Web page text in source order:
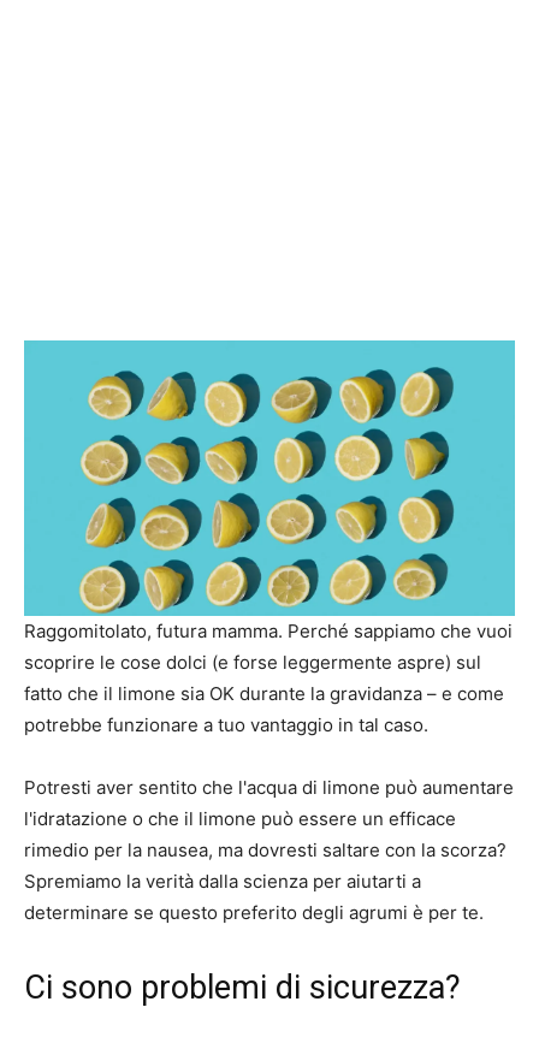
Raggomitolato, futura mamma. Perché sappiamo che vuoi
scoprire le cose dolci (e forse leggermente aspre) sul
fatto che il limone sia OK durante la gravidanza – e come
potrebbe funzionare a tuo vantaggio in tal caso.
Potresti aver sentito che l'acqua di limone può aumentare
l'idratazione o che il limone può essere un efficace
rimedio per la nausea, ma dovresti saltare con la scorza?
Spremiamo la verità dalla scienza per aiutarti a
determinare se questo preferito degli agrumi è per te.
Ci sono problemi di sicurezza?